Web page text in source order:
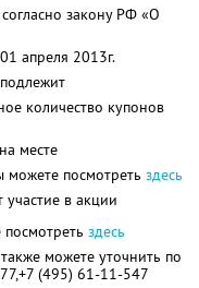
закону РФ «О
апреля 2013г.
количество купонов
месте
можете посмотреть здесь
участие в акции
здесь
можете уточнить по
+7 (495) 61-11-547